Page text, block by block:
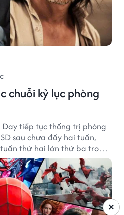
chuỗi kỷ lục phòng
tiếp tục thống trị phòng
sau chưa đầy hai tuần,
thứ hai lớn thứ ba trong
×